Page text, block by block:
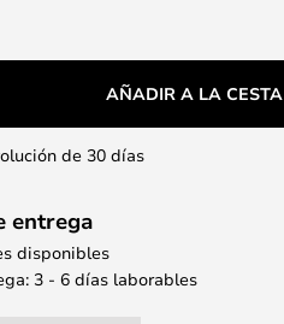
AÑADIR A LA CESTA
de 30 días
entrega
disponibles
3 - 6 días laborables